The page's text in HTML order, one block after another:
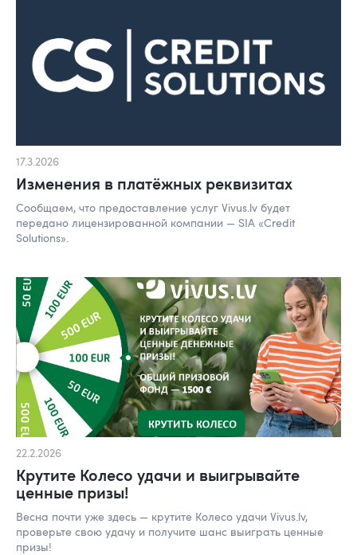
17.3.2026
Изменения в платёжных реквизитах
Сообщаем, что предоставление услуг Vivus.lv будет
передано лицензированной компании — SIA «Credit
Solutions».
22.2.2026
Крутите Колесо удачи и выигрывайте
ценные призы!
Весна почти уже здесь — крутите Колесо удачи Vivus.lv,
проверьте свою удачу и получите шанс выиграть ценные
призы!